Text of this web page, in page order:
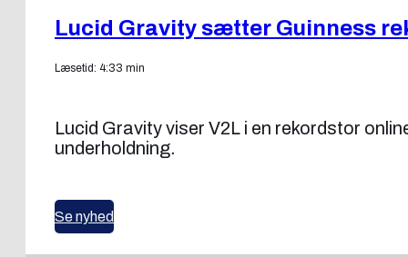
Lucid Gravity sætter Guinness
Læsetid: 4:33 min
Lucid Gravity viser V2L i en rekordstor
underholdning.
Se nyhed